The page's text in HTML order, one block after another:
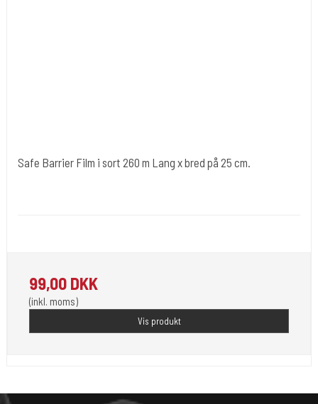
Safe Barrier Film i sort 260 m Lang x bred på 25 cm.
99,00 DKK
(inkl. moms)
Vis produkt